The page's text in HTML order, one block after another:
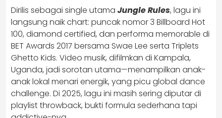
Dirilis sebagai single utama Jungle Rules, lagu ini
langsung naik chart: puncak nomor 3 Billboard Hot
100, diamond certified, dan performa memorable di
BET Awards 2017 bersama Swae Lee serta Triplets
Ghetto Kids. Video musik, difilmkan di Kampala,
Uganda, jadi sorotan utama—menampilkan anak-
anak lokal menari energik, yang picu global dance
challenge. Di 2025, lagu ini masih sering diputar di
playlist throwback, bukti formula sederhana tapi